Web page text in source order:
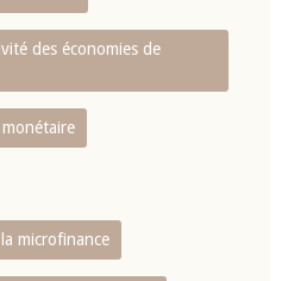
des économies de
microfinance